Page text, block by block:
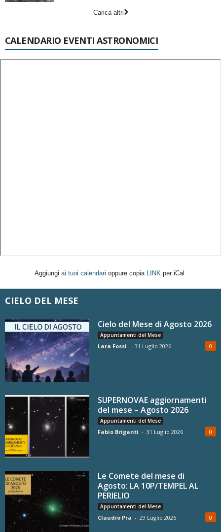
Carica altri
CALENDARIO EVENTI ASTRONOMICI
Aggiungi ai tuoi calendari oppure copia LINK per iCal
CIELO DEL MESE
Cielo del Mese di Agosto 2026
Appuntamenti del Mese
Lara Fossi - 31 Luglio 2026 0
SUPERNOVAE aggiornamenti
del mese – Agosto 2026
Appuntamenti del Mese
Fabio Briganti - 31 Luglio 2026 0
Le Comete del mese di
Agosto: LA 10P/TEMPEL AL
PERIELIO
Appuntamenti del Mese
Claudio Pra - 29 Luglio 2026 0